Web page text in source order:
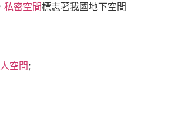
私密空間標志著我國地下空間
空間;